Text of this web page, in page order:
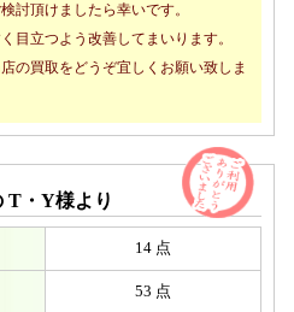
討頂けましたら幸いです。
目立つよう改善してまいります。
の買取をどうぞ宜しくお願い致しま
T・Y様より
14 点
53 点